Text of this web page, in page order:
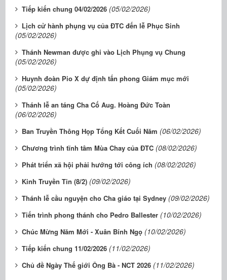
Tiếp kiến chung 04/02/2026 (05/02/2026)
Lịch cử hành phụng vụ của ĐTC đến lễ Phục Sinh
(05/02/2026)
Thánh Newman được ghi vào Lịch Phụng vụ Chung
(05/02/2026)
Huynh đoàn Pio X dự định tấn phong Giám mục mới
(05/02/2026)
Thánh lễ an táng Cha Cố Aug. Hoàng Đức Toàn
(06/02/2026)
Ban Truyền Thông Họp Tổng Kết Cuối Năm (06/02/2026)
Chương trình tĩnh tâm Mùa Chay của ĐTC (08/02/2026)
Phát triển xã hội phải hướng tới công ích (08/02/2026)
Kinh Truyền Tin (8/2) (09/02/2026)
Thánh lễ cầu nguyện cho Cha giáo tại Sydney (09/02/2026)
Tiến trình phong thánh cho Pedro Ballester (10/02/2026)
Chúc Mừng Năm Mới - Xuân Bính Ngọ (10/02/2026)
Tiếp kiến chung 11/02/2026 (11/02/2026)
Chủ đề Ngày Thế giới Ông Bà - NCT 2026 (11/02/2026)